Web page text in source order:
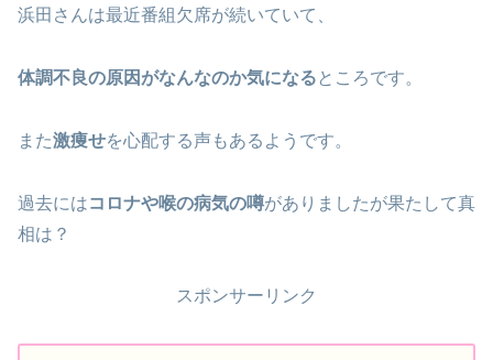
浜田さんは最近番組欠席が続いていて、
体調不良の原因がなんなのか気になる ところです。
また激痩せを心配する声もあるようです。
過去にはコロナや喉の病気の噂がありましたが果たして真
相は？
スポンサーリンク